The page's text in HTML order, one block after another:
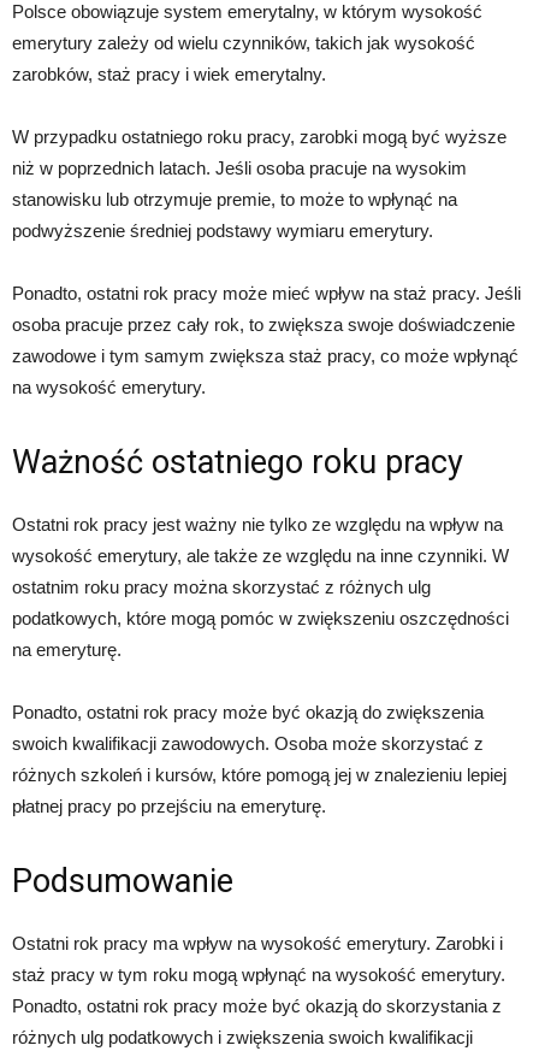
Polsce obowiązuje system emerytalny, w którym wysokość
emerytury zależy od wielu czynników, takich jak wysokość
zarobków, staż pracy i wiek emerytalny.
W przypadku ostatniego roku pracy, zarobki mogą być wyższe
niż w poprzednich latach. Jeśli osoba pracuje na wysokim
stanowisku lub otrzymuje premie, to może to wpłynąć na
podwyższenie średniej podstawy wymiaru emerytury.
Ponadto, ostatni rok pracy może mieć wpływ na staż pracy. Jeśli
osoba pracuje przez cały rok, to zwiększa swoje doświadczenie
zawodowe i tym samym zwiększa staż pracy, co może wpłynąć
na wysokość emerytury.
Ważność ostatniego roku pracy
Ostatni rok pracy jest ważny nie tylko ze względu na wpływ na
wysokość emerytury, ale także ze względu na inne czynniki. W
ostatnim roku pracy można skorzystać z różnych ulg
podatkowych, które mogą pomóc w zwiększeniu oszczędności
na emeryturę.
Ponadto, ostatni rok pracy może być okazją do zwiększenia
swoich kwalifikacji zawodowych. Osoba może skorzystać z
różnych szkoleń i kursów, które pomogą jej w znalezieniu lepiej
płatnej pracy po przejściu na emeryturę.
Podsumowanie
Ostatni rok pracy ma wpływ na wysokość emerytury. Zarobki i
staż pracy w tym roku mogą wpłynąć na wysokość emerytury.
Ponadto, ostatni rok pracy może być okazją do skorzystania z
różnych ulg podatkowych i zwiększenia swoich kwalifikacji